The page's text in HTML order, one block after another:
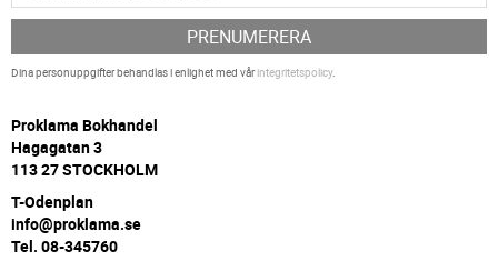
PRENUMERERA
Dina personuppgifter behandlas i enlighet med vårintegritetspolicy.
Proklama Bokhandel
Hagagatan 3
113 27 STOCKHOLM
T-Odenplan
info@proklama.se
Tel. 08-345760